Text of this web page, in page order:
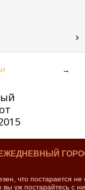
→
что постарается
вы уж постарайтесь с